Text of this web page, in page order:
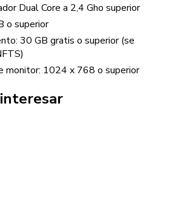
Dual Core a 2,4 Gho superior
o superior
30 GB gratis o superior (se
monitor: 1024 x 768 o superior